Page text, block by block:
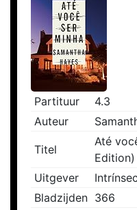
Partituur
4.3
Auteur
Titel
Até
Edition)
Uitgever
Bladzijden 366